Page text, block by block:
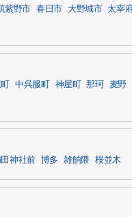
紫野市 春日市 大野城市 太宰
中呉服町 神屋町 那珂 麦野
神社前 博多 雑餉隈 桜並木